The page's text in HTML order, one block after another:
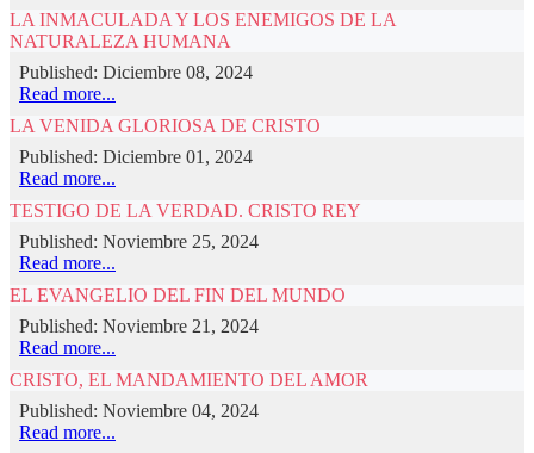
LA INMACULADA Y LOS ENEMIGOS DE LA
NATURALEZA HUMANA
Published: Diciembre 08, 2024
Read more...
LA VENIDA GLORIOSA DE CRISTO
Published: Diciembre 01, 2024
Read more...
TESTIGO DE LA VERDAD. CRISTO REY
Published: Noviembre 25, 2024
Read more...
EL EVANGELIO DEL FIN DEL MUNDO
Published: Noviembre 21, 2024
Read more...
CRISTO, EL MANDAMIENTO DEL AMOR
Published: Noviembre 04, 2024
Read more...